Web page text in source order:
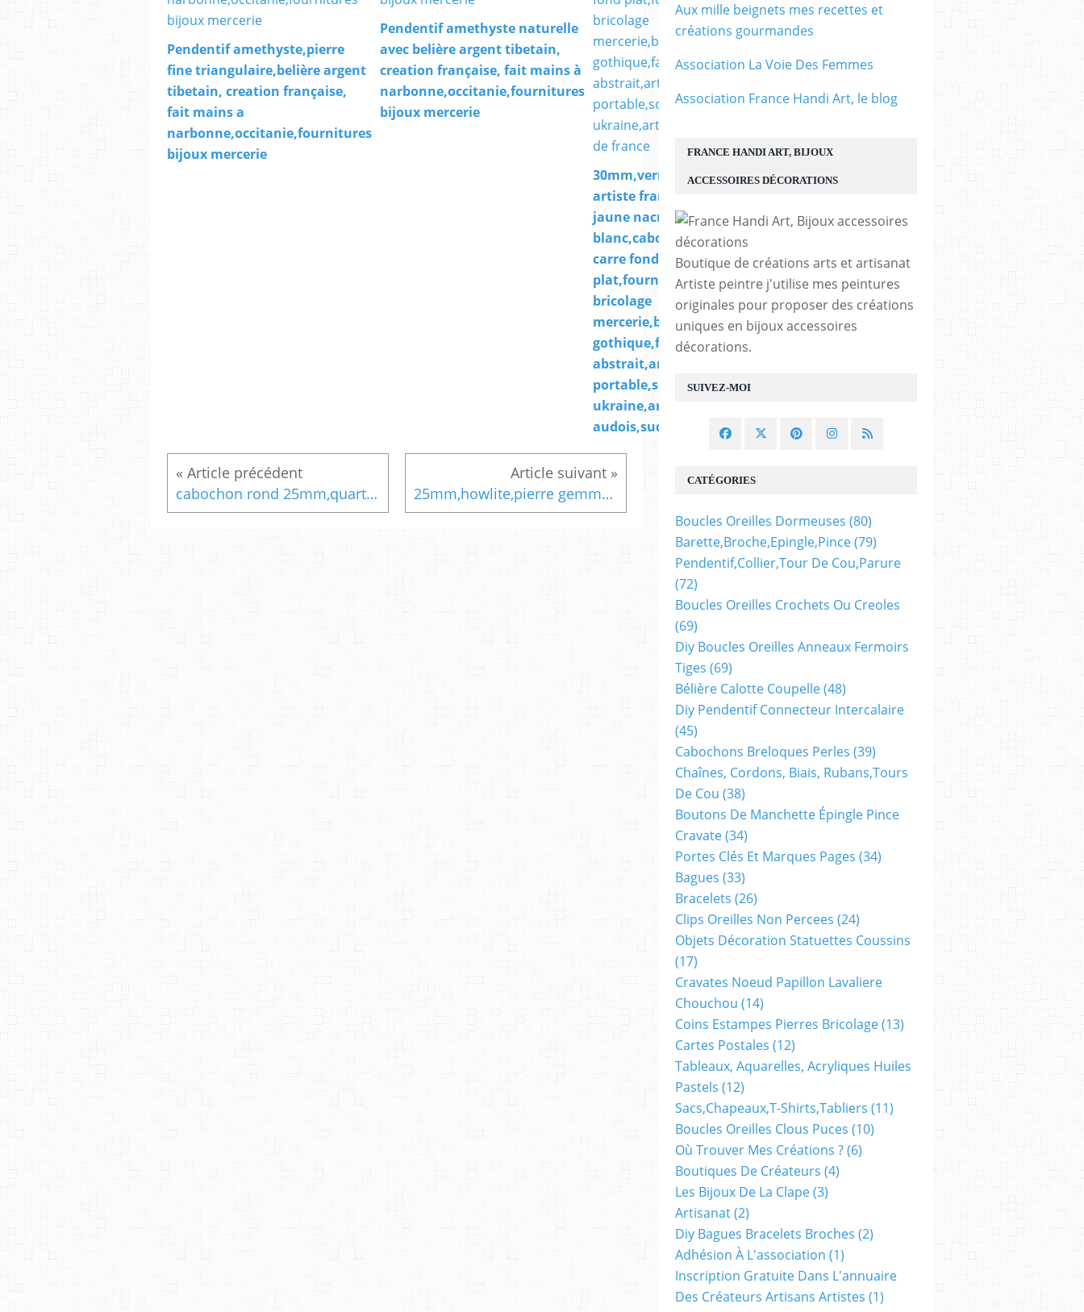
Pendentif amethyste,pierre
fine triangulaire,belière argent
tibetain, creation française,
fait mains a
narbonne,occitanie,fournitures
bijoux mercerie
Pendentif amethyste naturelle
avec belière argent tibetain,
creation française, fait mains à
narbonne,occitanie,fournitures
bijoux mercerie
30mm,verre peint
artiste francaise,bleu
jaune nacre
blanc,cabochon
carre fond
plat,fourniture
bricolage
mercerie,boho bobo
gothique,fantastique
abstrait,art
portable,soutenir l
ukraine,art
audois,sud de france
8mm,perle ronde
precieuse,trou
1mm,fourniture
bijou
ethnique,lithotherapie
bien etre therapie
cabochon rond 25mm,quartz fumé,pierre gemme semi precieuse,gris souris taupe,collage serti fond plat,fourniture bricolage mercerie,diy bijou accessoire décoration,scrapbooking grimoire coffret,gothique baroque punk,kawaii boheme victorien,edouardien art deco art nouveau,rococo 25mm,howlite,pierre gemme semi precieuse,blanc gris,cabochon rond fond plat,fourniture bricolage mercerie,bijou accessoire scrap deco
SUIVEZ-MOI
FRANCE HANDI ART, BIJOUX
ACCESSOIRES DÉCORATIONS
Boutique de créations arts et artisanat
Artiste peintre j'utilise mes peintures
originales pour proposer des créations
uniques en bijoux accessoires
décorations.
CATÉGORIES
Boucles Oreilles Dormeuses (80)
Barette,broche,epingle,pince(79)
Pendentif,collier,tour De Cou,parure
(72)
Boucles Oreilles Crochets Ou Creoles
(69)
Diy Boucles Oreilles Anneaux Fermoirs
Tiges (69)
Bélière Calotte Coupelle(48)
Diy Pendentif Connecteur Intercalaire
(45)
Cabochons Breloques Perles (39)
Chaînes, Cordons, Biais, Rubans,tours
De Cou (38)
Boutons De Manchette Épingle Pince
Cravate(34)
Portes Clés Et Marques Pages (34)
Bagues (33)
Bracelets (26)
Clips Oreilles Non Percees (24)
Objets Décoration Statuettes Coussins
(17)
Cravates Noeud Papillon Lavaliere
Chouchou (14)
Coins Estampes Pierres Bricolage(13)
Cartes Postales (12)
Tableaux, Aquarelles, Acryliques Huiles
Pastels (12)
Sacs,chapeaux,t-Shirts,tabliers (11)
Boucles Oreilles Clous Puces (10)
Où Trouver Mes Créations ?(6)
Boutiques De Créateurs (4)
Les Bijoux De La Clape(3)
Artisanat(2)
Diy Bagues Bracelets Broches (2)
Adhésion À L'association (1)
Inscription Gratuite Dans L'annuaire
Des Créateurs Artisans Artistes (1)
Aux mille beignets mes recettes et
créations gourmandes
Association La Voie Des Femmes
Association France Handi Art, le blog